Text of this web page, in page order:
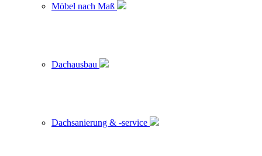
Möbel nach Maß
Dachausbau
Dachsanierung & -service